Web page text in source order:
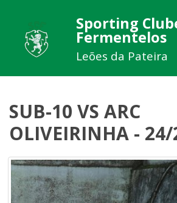
Sporting
Fermentelos
Leões da Pateira
SUB-10 VS ARC
OLIVEIRINHA - 24/